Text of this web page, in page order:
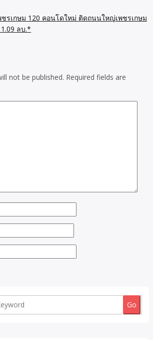
ชรเกษม 120 คอนโดใหม่ ติดถนนใหญ่เพชรเกษม
ลบ.*
not be published. Required fields are